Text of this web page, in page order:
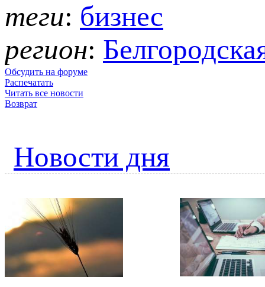
теги: бизнес
регион:
Обсудить на форуме
Распечатать
Читать все новости
Возврат
Новости дня